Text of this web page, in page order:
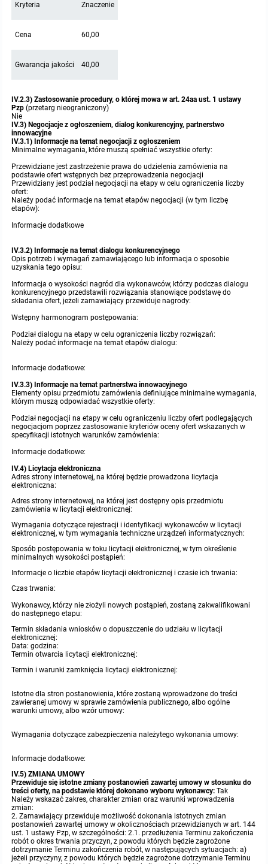
Kryteria Znaczenie
Cena 60,00
Gwarancja jakości 40,00
IV.2.3) Zastosowanie procedury, o której mowa w art. 24aa ust. 1 ustawy
Pzp(przetarg nieograniczony)
Nie
IV.3) Negocjacje z ogłoszeniem, dialog konkurencyjny, partnerstwo
innowacyjne
IV.3.1) Informacje na temat negocjacji z ogłoszeniem
Minimalne wymagania, które muszą spełniać wszystkie oferty:
Przewidziane jest zastrzeżenie prawa do udzielenia zamówienia na
podstawie ofert wstępnych bez przeprowadzenia negocjacji
Przewidziany jest podział negocjacji na etapy w celu ograniczenia liczby
ofert:
Należy podać informacje na temat etapów negocjacji (w tym liczbę
etapów):
Informacje dodatkowe
IV.3.2) Informacje na temat dialogu konkurencyjnego
Opis potrzeb i wymagań zamawiającego lub informacja o sposobie
uzyskania tego opisu:
Informacja o wysokości nagród dla wykonawców, którzy podczas dialogu
konkurencyjnego przedstawili rozwiązania stanowiące podstawę do
składania ofert, jeżeli zamawiający przewiduje nagrody:
Wstępny harmonogram postępowania:
Podział dialogu na etapy w celu ograniczenia liczby rozwiązań:
Należy podać informacje na temat etapów dialogu:
Informacje dodatkowe:
IV.3.3) Informacje na temat partnerstwa innowacyjnego
Elementy opisu przedmiotu zamówienia definiujące minimalne wymagania,
którym muszą odpowiadać wszystkie oferty:
Podział negocjacji na etapy w celu ograniczeniu liczby ofert podlegających
negocjacjom poprzez zastosowanie kryteriów oceny ofert wskazanych w
specyfikacji istotnych warunków zamówienia:
Informacje dodatkowe:
IV.4) Licytacja elektroniczna
Adres strony internetowej, na której będzie prowadzona licytacja
elektroniczna:
Adres strony internetowej, na której jest dostępny opis przedmiotu
zamówienia w licytacji elektronicznej:
Wymagania dotyczące rejestracji i identyfikacji wykonawców w licytacji
elektronicznej, w tym wymagania techniczne urządzeń informatycznych:
Sposób postępowania w toku licytacji elektronicznej, w tym określenie
minimalnych wysokości postąpień:
Informacje o liczbie etapów licytacji elektronicznej i czasie ich trwania:
Czas trwania:
Wykonawcy, którzy nie złożyli nowych postąpień, zostaną zakwalifikowani
do następnego etapu:
Termin składania wniosków o dopuszczenie do udziału w licytacji
elektronicznej:
Data: godzina:
Termin otwarcia licytacji elektronicznej:
Termin i warunki zamknięcia licytacji elektronicznej:
Istotne dla stron postanowienia, które zostaną wprowadzone do treści
zawieranej umowy w sprawie zamówienia publicznego, albo ogólne
warunki umowy, albo wzór umowy:
Wymagania dotyczące zabezpieczenia należytego wykonania umowy:
Informacje dodatkowe:
IV.5) ZMIANA UMOWY
Przewiduje się istotne zmiany postanowień zawartej umowy w stosunku do
treści oferty, na podstawie której dokonano wyboru wykonawcy: Tak
Należy wskazać zakres, charakter zmian oraz warunki wprowadzenia
zmian:
2. Zamawiający przewiduje możliwość dokonania istotnych zmian postanowień zawartej umowy w okolicznościach przewidzianych w art. 144 ust. 1 ustawy Pzp, w szczególności: 2.1. przedłużenia Terminu zakończenia robót o okres trwania przyczyn, z powodu których będzie zagrożone dotrzymanie Terminu zakończenia robót, w następujących sytuacjach: a) jeżeli przyczyny, z powodu których będzie zagrożone dotrzymanie Terminu zakończenia robót będą następstwem okoliczności, za które odpowiedzialność ponosi Zamawiający, w szczególności będą następstwem nieterminowego przekazania Terenu budowy, konieczności zmian Dokumentacji projektowej w zakresie, w jakim ww. okoliczności miały lub będą mogły mieć wpływ na dotrzymanie Terminu zakończenia robót, b) gdy wystąpią niekorzystne warunki atmosferyczne uniemożliwiające prawidłowe wykonanie robót, w szczególności z powodu technologii realizacji prac określonej: Umową, normami lub innymi przepisami, wymagającej konkretnych warunków atmosferycznych, jeżeli konieczność wykonania prac w tym okresie nie jest następstwem okoliczności, za które Wykonawca ponosi odpowiedzialność, c) gdy wystąpi konieczność wykonania robót zamiennych lub innych robót dodatkowych niezbędnych do wykonania przedmiotu Umowy ze względu na zasady wiedzy technicznej, które wstrzymują lub opóźniają realizację przedmiotu Umowy, lub wystąpienia niebezpieczeństwa kolizji z planowanymi lub równolegle prowadzonymi przez inne podmioty inwestycjami w zakresie niezbędnym do uniknięcia lub usunięcia tych kolizji, d) wystąpią opóźnienia w dokonaniu określonych czynności lub ich zaniechanie przez właściwe organy administracji państwowej, które nie są następstwem okoliczności, za które Wykonawca ponosi odpowiedzialność, e) gdy wystąpią opóźnienia w wydawaniu decyzji, zezwoleń, uzgodnień, itp., do wydania których właściwe organy są zobowiązane na mocy przepisów prawa, jeżeli opóźnienie przekroczy okres, przewidziany w przepisach prawa, w którym ww. decyzje powinny zostać wydane oraz nie są następstwem okoliczności, za które Wykonawca ponosi odpowiedzialność, f) jeżeli wystąpi brak możliwości wykonywania robót z powodu nie dopuszczania do ich wykonywania przez uprawniony organ lub nakazania ich wstrzymania przez uprawniony organ, z przyczyn niezależnych od Wykonawcy, g) wystąpienia Siły wyższej uniemożliwiającej wykonanie przedmiotu Umowy zgodnie z jej postanowieniami. 2.2 zmiany Umowy w zakresie Materiałów, parametrów technicznych, technologii wykonania robót budowlanych, sposobu i zakresu wykonania przedmiotu Umowy w następujących sytuacjach: a) konieczności zrealizowania jakiejkolwiek części robót, objętej przedmiotem Umowy, przy zastosowaniu odmiennych rozwiązań technicznych lub technologicznych, niż wskazane w Dokumentacji projektowej, a wynikających ze stwierdzonych Wad tej Dokumentacji lub zmiany stanu prawnego w oparciu, o który je przygotowano, gdyby zastosowanie przewidzianych rozwiązań groziło niewykonaniem lub nienależytym wykonaniem przedmiotu Umowy, b) konieczności realizacji robót wynikających z wprowadzenia w Dokumentacji projektowej zmian uznanych za nieistotne odstępstwo od projektu budowlanego, wynikających z PrBud, c) wystąpienia warunków geologicznych, geotechnicznych lub hydrologicznych odbiegających w sposób istotny od przyjętych w Dokumentacji projektowej, rozpoznania terenu w zakresie znalezisk archeologicznych, występowania niewybuchów lub niewypałów, które mogą skutkować w świetle dotychczasowych założeń niewykonaniem lub nienależytym wykonaniem przedmiotu Umowy, d) wystąpienia warunków Terenu budowy odbiegających w sposób istotny od przyjętych w Dokumentacji projektowej, w szczególności napotkania niezinwentaryzowanych lub błędnie zinwentaryzowanych sieci, instalacji lub innych obiektów budowlanych, e) konieczności zrealizowania przedmiotu Umowy przy zastosowaniu innych rozwiązań technicznych lub materiałowych ze względu na zmiany obowiązującego prawa, f) wystąpienia niebezpieczeństwa kolizji z planowanymi lub równolegle prowadzonymi przez inne podmioty inwestycjami w zakresie niezbędnym do uniknięcia lub usunięcia tych kolizji, g) wystąpienia Siły wyższej uniemożliwiającej wykonanie przedmiotu Umowy zgodnie z jej postanowieniami. 3. Wykonawca jest uprawniony do żądania zmiany wynagrodzenia należnego z tytułu realizacji Umowy odpowiednio w przypadkach określonych w pkt. 2.2 oraz w wyniku zmiany podatku VAT. 4. Strony przewidują możliwość dokonania zmiany zawartej Umowy w przypadku, gdy konieczność wprowadzenia zmian wynika z okoliczności, których nie można było przewidzieć w chwili zawarcia Umowy, tj. spowodowanych: 1. zmianą powszechnie obowiązujących przepisów prawa w takim zakresie, w jakim będzie to niezbędne w celu dostosowania postanowień Umowy do zaistniałego stanu prawnego lub faktycznego, 2. siłą wyższą - rozumianą jako wystąpienie zdarzenia nadzwyczajnego, zewnętrznego, niemożliwego do przewidzenia i zapobieżenia, którego nie dało się uniknąć nawet przy zachowaniu najwyższej staranności, a które uniemożliwia Wykonawcy wykonanie jego zobowiązania w całości lub części. W razie wystąpienia siły wyższej Strony Umowy zobowiązane są dołożyć wszelkich starań w celu ograniczenia do minimum opóźnienia w wykonywaniu swoich zobowiązań umownych, powstałego na skutek działania siły wyższej. 5.Warunkiem wprowadzenia zmian zawartej umowy jest sporządzenie podpisanego przez strony Protokołu Konieczności, określającego przyczyny zmiany oraz potwierdzającego wystąpienie okoliczności wymienionych w rozdziale XVI pkt.3 niniejszej SIWZ. Protokół Konieczności będzie załącznikiem do aneksu zmieniającego niniejszą umowę. 6.Termin powiadomienia o konieczności wprowadzenia zmian w zawartej umowie nie może nastąpić później niż 7 dni od zaistnienia okoliczności uzasadniających zmiany w umowie. 7. Strony przewidują możliwość dokonać zmiany wysokości wynagrodzenia należnego Wykonawcy, w formie pisemnego aneksu, każdorazowo w przypadku wystąpienia jednej z następujących okoliczności: a) zmiany stawki podatku od towarów i usług, b) zmiany wysokości minimalnego wynagrodzenia za pracę albo wysokości minimalnej stawki godzinowej, ustalonych na podstawie przepisów ustawy z dnia 22 lipca 2016 r. o zmianie ustawy o minimalnym wynagrodzeniu za pracę oraz niektórych innych ustaw, c) zmiany zasad podlegania ubezpieczeniom społecznym lub ubezpieczeniu zdrowotnemu lub wysokości stawki składki na ubezpieczenia społeczne lub zdrowotne - na zasadach i w sposób określony w umowie, jeżeli zmiany te będą miały wpływ na koszty wykonania Umowy przez Wykonawcę. 8. Zmiana wysokości wynagrodzenia należnego Wykonawcy w przypadku zaistnienia przesłanki, o której mowa w rozdziale XVI punkt 7 a) niniejszej SIWZ, będzie odnosić się wyłącznie do części przedmiotu Umowy zrealizowanej, zgodnie z terminami ustalonymi Umową, po dniu wejścia w życie przepisów zmieniających stawkę podatku od towarów i usług oraz wyłącznie do części przedmiotu Umowy, do której zastosowanie znajdzie zmiana stawki podatku od towarów i usług. 9. W przypadku zmiany, o której mowa rozdziale XVI punkt 7 a) niniejszej SIWZ, wartość wynagrodzenia netto nie zmieni się, a wartość wynagrodzenia brutto zostanie wyliczona na podstawie nowych przepisów. 10. Zmiana wysokości wynagrodzenia w przypadku zaistnienia przesłanki, o której mowa w rozdziale VXI punkt 7 b) lub c) niniejszej SIWZ, będzie obejmować wyłącznie część wynagrodzenia należnego Wykonawcy, w odniesieniu do której nastąpiła zmiana wysokości kosztów wykonania Umowy przez Wykonawcę w związku z wejściem w życie przepisów odpowiednio zmieniających wysokość minimalnego wynagrodzenia za pracę lub dokonujących zmian w zakresie zasad podlegania ubezpieczeniom społecznym lub ubezpieczeniu zdrowotnemu lub w zakresie wysokości stawki składki na ubezpieczenia społeczne lub zdrowotne. 11. W przypadku zmiany, o której mowa w rozdziale XVI punkt 7 b) niniejszej SIWZ, wynagrodzenie Wykonawcy ulegnie zmianie o kwotę odpowiadającą wzrostowi kosztu Wykonawcy w związku ze zwiększeniem wysokości wynagrodzeń Pracowników świadczących Usługę do wysokości aktualnie obowiązującego minimalnego wynagrodzenia za pracę, z uwzględnieniem wszystkich obciążeń publicznoprawnych od kwoty wzrostu minimalnego wynagrodzenia. Kwota odpowiadająca wzrostowi kosztu Wykonawcy będzie odnosić się wyłącznie do części wynagrodzenia Pracowników świadczących Usługi, o których mowa w zdaniu poprzedzającym, odpowiadającej zakresowi, w jakim wykonują oni prace bezpośrednio związane z realizacją przedmiotu Umowy. 12. W przypadku zmiany, o której mowa w rozdziale XVI punkt 7 c) niniejszej SIWZ, wynagrodzenie Wykonawcy ulegnie zmianie o kwotę odpowiadającą zmianie kosztu Wykonawcy ponoszonego w związku z wypłatą wynagrodzenia Pracownikom świadczącym Usługę. Kwota odpowiadająca zmianie kosztu Wykonawcy będzie odnosić się wyłącznie do części wynagrodzenia Pracowników Świadczących Usługę, o których mowa w zdaniu poprzedzającym, odpowiadającej zakresowi, w jakim wykonują oni prace bezpośrednio związane z realizacją przedmiotu Umowy. 13. W celu zawarcia aneksu, o którym mowa w rozdziale XVI punkt 6 niniejszej SIWZ, każda ze Stron może wystąpić do drugiej Strony z wnioskiem o dokonanie zmiany wysokości wynagrodzenia należnego Wykonawcy, wraz z uzasadnieniem zawierającym w szczególności szczegółowe wyliczenie całkowitej kwoty, o jaką wynagrodzenie Wykonawcy powinno ulec zmianie, oraz wskazaniem daty, od której nastąpiła bądź nastąpi zmiana wysokości kosztów wykonania Umowy uzasadniająca zmianę wysokości wynagrodzenia należnego Wykonawcy. 14. W przypadku zmian, o których mowa rozdziale XVI punk 7 b) lub c) niniejszej SIWZ, jeżeli z wnioskiem występuje Wykonawca, jest on zobowiązany dołączyć do wniosku dokumenty, z których będzie wynikać, w jakim zakresie zmiany te mają wpływ na koszty wykonania Umowy, w szczególności: a) pisemne zestawienie wynagrodzeń (zarówno przed jak i po zmianie) Pracowników Usługi, wraz z określeniem zakresu (części etatu), w jakim wykonują oni prace bezpośrednio